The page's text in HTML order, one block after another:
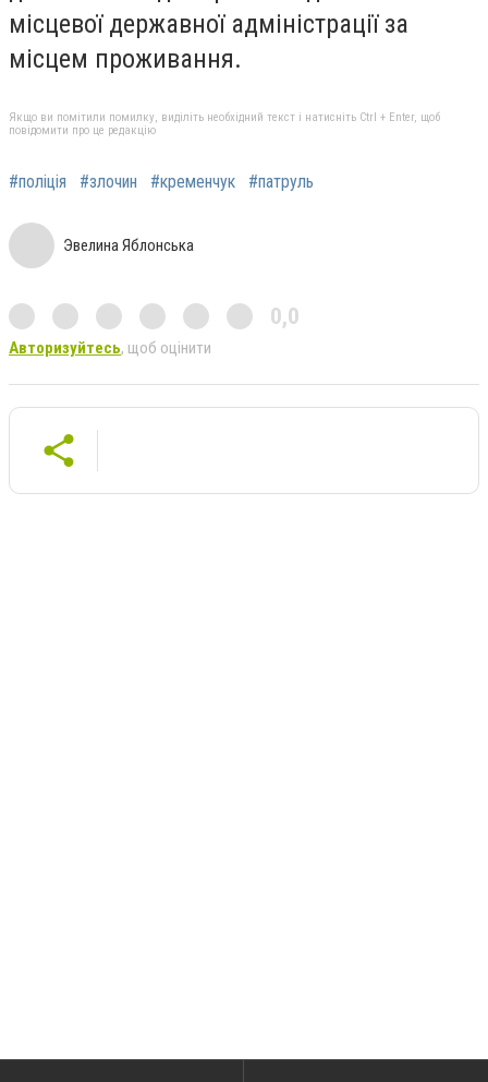
місцевої державної адміністрації за
місцем проживання.
Якщо ви помітили помилку, виділіть необхідний текст і натисніть Ctrl + Enter, щоб
повідомити про це редакцію
#поліція #злочин #кременчук #патруль
Эвелина Яблонська
0,0
Авторизуйтесь, щоб оцінити